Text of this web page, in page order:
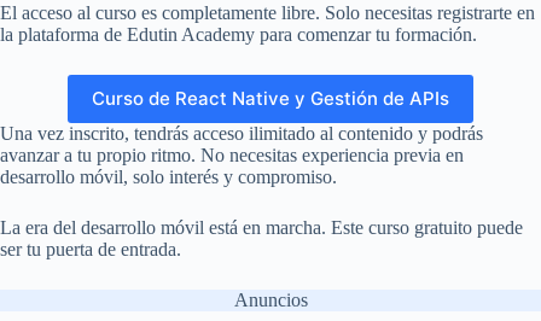
El acceso al curso es completamente libre. Solo necesitas registrarte en
la plataforma de Edutin Academy para comenzar tu formación.
Curso de React Native y Gestión de APIs
Una vez inscrito, tendrás acceso ilimitado al contenido y podrás
avanzar a tu propio ritmo. No necesitas experiencia previa en
desarrollo móvil, solo interés y compromiso.
La era del desarrollo móvil está en marcha. Este curso gratuito puede
ser tu puerta de entrada.
Anuncios